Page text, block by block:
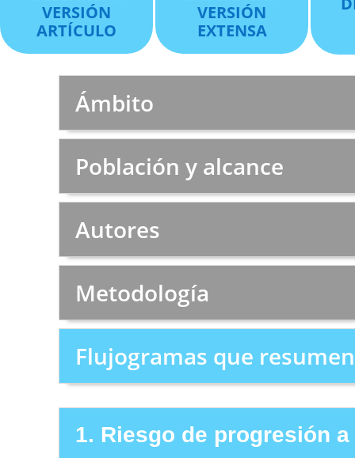
VERSIÓN
ARTÍCULO
VERSIÓN
EXTENSA
Ámbito
Población y alcance
Autores
Metodología
Flujogramas que
1. Riesgo de progresión a